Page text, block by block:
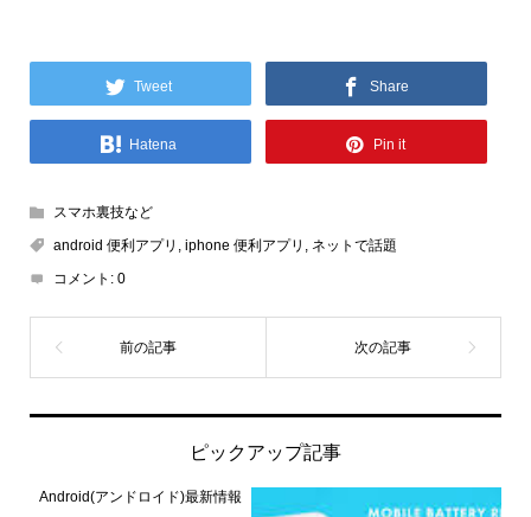
Tweet Share
Hatena Pin it
スマホ裏技など
android 便利アプリ
iphone 便利アプリ
ネットで話題
コメント: 0
ピックアップ記事
Android(アンドロイド)最新情報